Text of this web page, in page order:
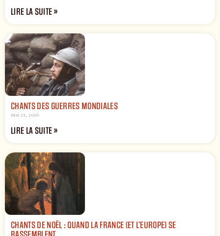
LIRE LA SUITE »
CHANTS DES GUERRES MONDIALES
mai 21, 2026
LIRE LA SUITE »
CHANTS DE NOËL : QUAND LA FRANCE (ET L’EUROPE) SE